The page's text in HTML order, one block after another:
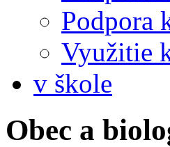
Podpora
Využitie
v škole
Obec a